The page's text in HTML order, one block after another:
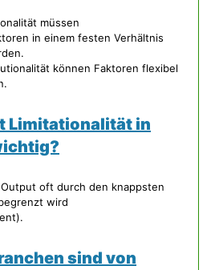
müssen
in einem festen Verhältnis
können Faktoren flexibel
Limitationalität in
oft durch den knappsten
wird
sind von